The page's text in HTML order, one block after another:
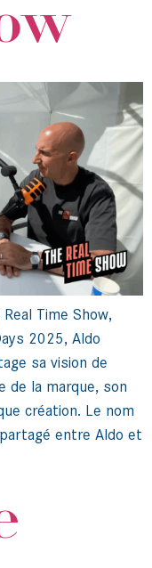
Time Show,
2025, Aldo
sa vision de
de la marque, son
création. Le nom
entre Aldo et